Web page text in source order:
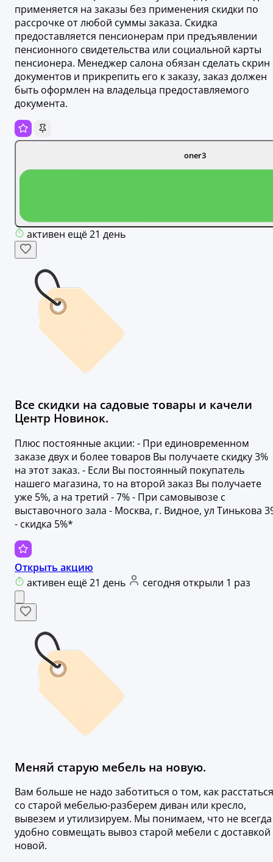
применяется на заказы без применения скидки по
рассрочке от любой суммы заказа. Скидка
предоставляется пенсионерам при предъявлении
пенсионного свидетельства или социальной карты
пенсионера. Менеджер салона обязан сделать скрин
документов и прикрепить его к заказу, заказ должен
быть оформлен на владельца предоставляемого
документа.
oner3
активен ещё 21 день
Все скидки на садовые товары и качели
Центр Новинок.
Плюс постоянные акции: - При единовременном
заказе двух и более товаров Вы получаете скидку 3%
на этот заказ. - Если Вы постоянный покупатель
нашего магазина, то на второй заказ Вы получаете
уже 5%, а на третий - 7% - При самовывозе с
выставочного зала - Москва, г. Видное, ул Тинькова
- скидка 5%*
Открыть акцию
активен ещё 21 день
сегодня открыли 1 раз
Меняй старую мебель на новую.
Вам больше не надо заботиться о том, как расстаться
со старой мебелью-разберем диван или кресло,
вывезем и утилизируем. Мы понимаем, что не всегда
удобно совмещать вывоз старой мебели с доставкой
новой.